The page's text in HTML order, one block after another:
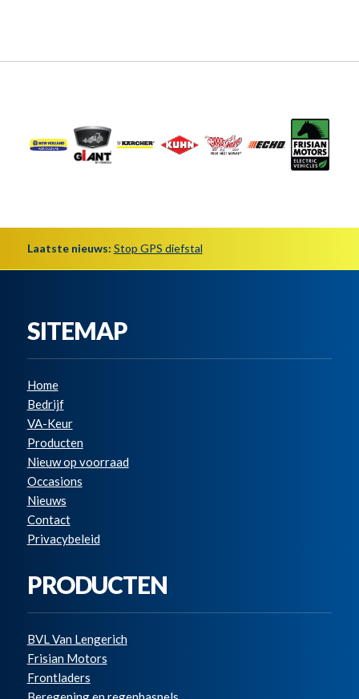
Laatste nieuws: Stop GPS diefstal
SITEMAP
Home
Bedrijf
VA-Keur
Producten
Nieuw op voorraad
Occasions
Nieuws
Contact
Privacybeleid
PRODUCTEN
BVL Van Lengerich
Frisian Motors
Frontladers